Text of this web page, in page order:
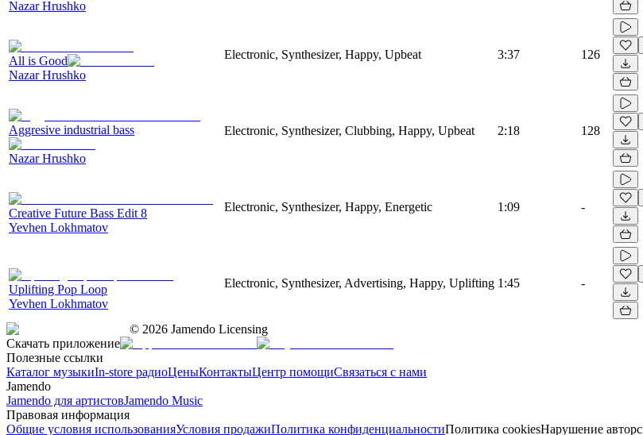
Nazar Hrushko
All is Good
Nazar Hrushko
Electronic, Synthesizer, Happy, Upbeat 3:37 126
Aggresive industrial bass
Nazar Hrushko
Electronic, Synthesizer, Clubbing, Happy, Upbeat 2:18 128
Creative Future Bass Edit 8
Yevhen Lokhmatov
Electronic, Synthesizer, Happy, Energetic 1:09 -
Uplifting Pop Loop
Yevhen Lokhmatov
Electronic, Synthesizer, Advertising, Happy, Uplifting 1:45 -
© 2026 Jamendo Licensing
Скачать приложение
Полезные ссылки
Каталог музыкиIn-store радиоЦеныКонтактыЦентр помощиСвязаться с нами
Jamendo
Jamendo для артистовJamendo Music
Правовая информация
Общие условия использованияУсловия продажиПолитика конфиденциальностиПолитика cookiesНарушение